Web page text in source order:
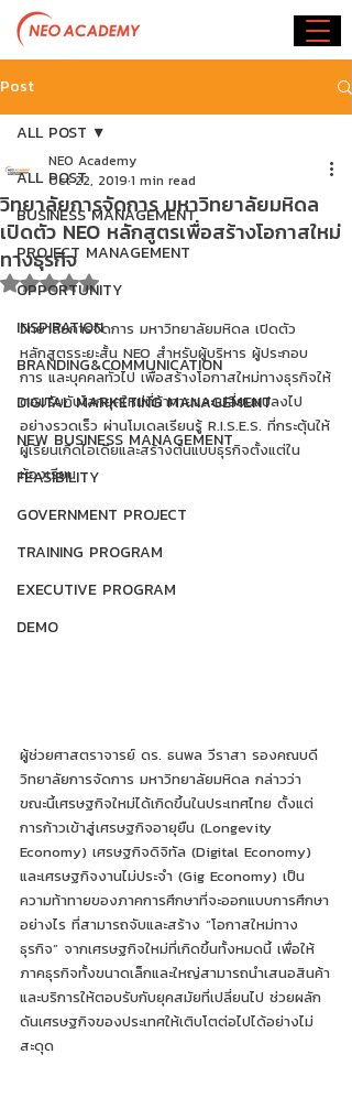
Post
ALL POST
BUSINESS MANAGEMENT
PROJECT MANAGEMENT
OPPORTUNITY
INSPIRATION
BRANDING&COMMUNICATION
DIGITAL MARKETING MANAGEMENT
NEW BUSINESS MANAGEMENT
FEASIBILITY
GOVERNMENT PROJECT
TRAINING PROGRAM
EXECUTIVE PROGRAM
DEMO
ALL POST
วิทยาลัยการจัดการ มหาวิทยาลัยมหิดล
เปิดตัว NEO หลักสูตรเพื่อสร้างโอกาสใหม่
ทางธุรกิจ
NEO Academy
Oct 22, 2019 1 min read
Rated NaN out of 5 stars.
วิทยาลัยการจัดการ มหาวิทยาลัยมหิดล เปิดตัว
หลักสูตรระยะสั้น NEO สำหรับผู้บริหาร ผู้ประกอบ
การ และบุคคลทั่วไป เพื่อสร้างโอกาสใหม่ทางธุรกิจให้
ตอบรับกับโลกยุคใหม่ที่ท้าทายและเปลี่ยนแปลงไป
อย่างรวดเร็ว ผ่านโมเดลเรียนรู้ R.I.S.E.S. ที่กระตุ้นให้
ผู้เรียนเกิดไอเดียและสร้างต้นแบบธุรกิจตั้งแต่ใน
ห้องเรียน
ผู้ช่วยศาสตราจารย์ ดร. ธนพล วีราสา รองคณบดี
วิทยาลัยการจัดการ มหาวิทยาลัยมหิดล กล่าวว่า
ขณะนี้เศรษฐกิจใหม่ได้เกิดขึ้นในประเทศไทย ตั้งแต่
การก้าวเข้าสู่เศรษฐกิจอายุยืน (Longevity
Economy) เศรษฐกิจดิจิทัล (Digital Economy)
และเศรษฐกิจงานไม่ประจำ (Gig Economy) เป็น
ความท้าทายของภาคการศึกษาที่จะออกแบบการศึกษา
อย่างไร ที่สามารถจับและสร้าง “โอกาสใหม่ทาง
ธุรกิจ” จากเศรษฐกิจใหม่ที่เกิดขึ้นทั้งหมดนี้ เพื่อให้
ภาคธุรกิจทั้งขนาดเล็กและใหญ่สามารถนำเสนอสินค้า
และบริการให้ตอบรับกับยุคสมัยที่เปลี่ยนไป ช่วยผลัก
ดันเศรษฐกิจของประเทศให้เติบโตต่อไปได้อย่างไม่
สะดุด